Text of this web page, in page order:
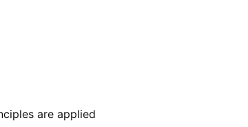
are applied